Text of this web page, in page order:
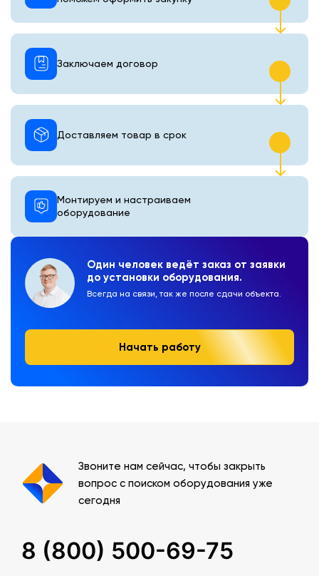
Один человек ведёт заказ от заявки
до установки оборудования.
Всегда на связи, так же после сдачи объекта.
Начать работу
Монтируем и настраиваем
оборудование
Доставляем товар в срок
Заключаем договор
Звоните нам сейчас, чтобы закрыть
вопрос с поиском оборудования уже
сегодня
8 (800) 500-69-75